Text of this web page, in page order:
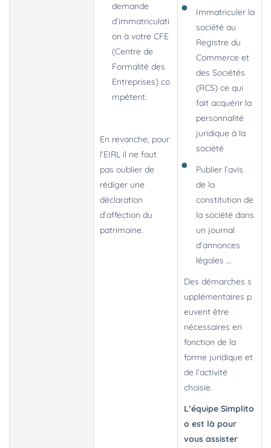
demande
d’immatriculati
on à votre CFE
(Centre de
Formalité des
Entreprises) co
mpétent.
En revanche, pour
l’EIRL il ne faut
pas oublier de
rédiger une
déclaration
d’affection du
patrimoine.
Immatriculer la
société au
Registre du
Commerce et
des Sociétés
(RCS) ce qui
fait acquérir la
personnalité
juridique à la
société
Publier l’avis
de la
constitution de
la société dans
un journal
d’annonces
légales …
Des démarches s
upplémentaires p
euvent être
nécessaires en
fonction de la
forme juridique et
de l’activité
choisie.
L’équipe Simplito
o est là pour
vous assister